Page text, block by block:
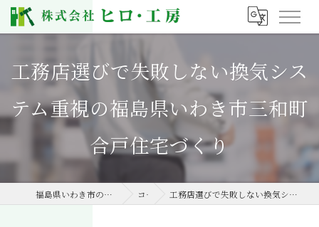
工務店選びで失敗しない換気シス
テム重視の福島県いわき市三和町
合戸住宅づくり
福島県いわき市の工務店なら株式会社ヒロ・工房 コラム 工務店選びで失敗しない換気システム重視の福島県いわき市三和町合戸住宅づくり